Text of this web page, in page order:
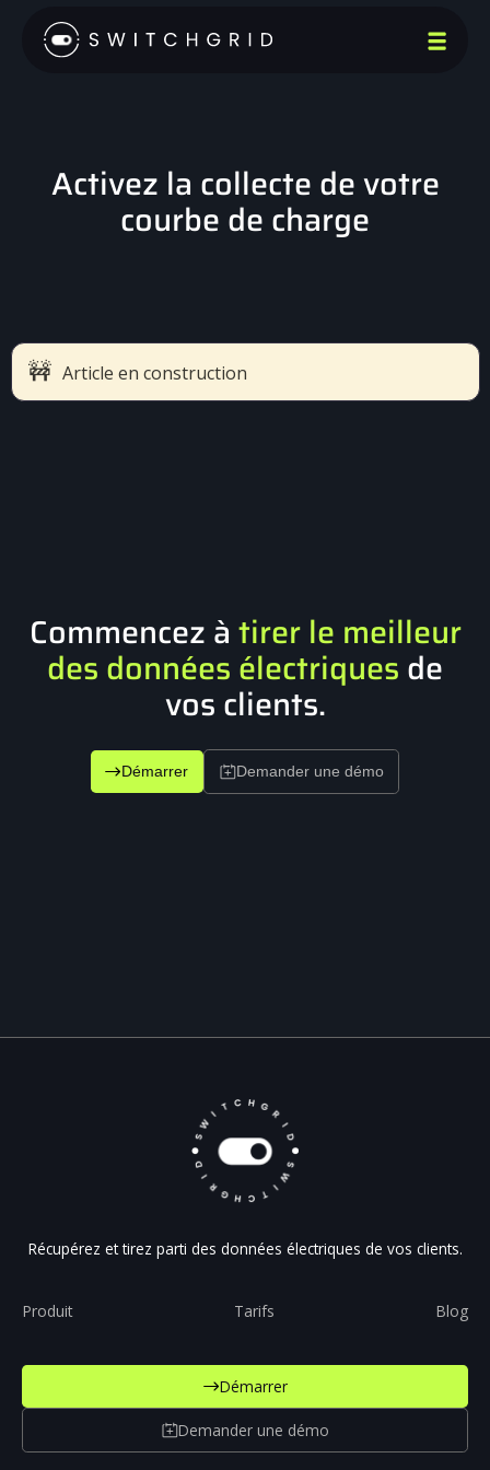
Activez la collecte de votre
courbe de charge
🚧 Article en construction
Commencez àtirer le meilleur
des données électriquesde
vos clients.
Démarrer Demander une démo
Récupérez et tirez parti des données électriques de vos clients.
Produit Tarifs Blog
Démarrer
Demander une démo